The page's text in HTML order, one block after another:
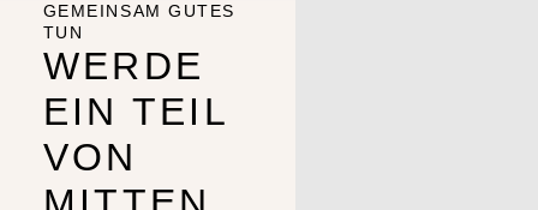
GEMEINSAM GUTES
TUN
WERDE
EIN TEIL
VON